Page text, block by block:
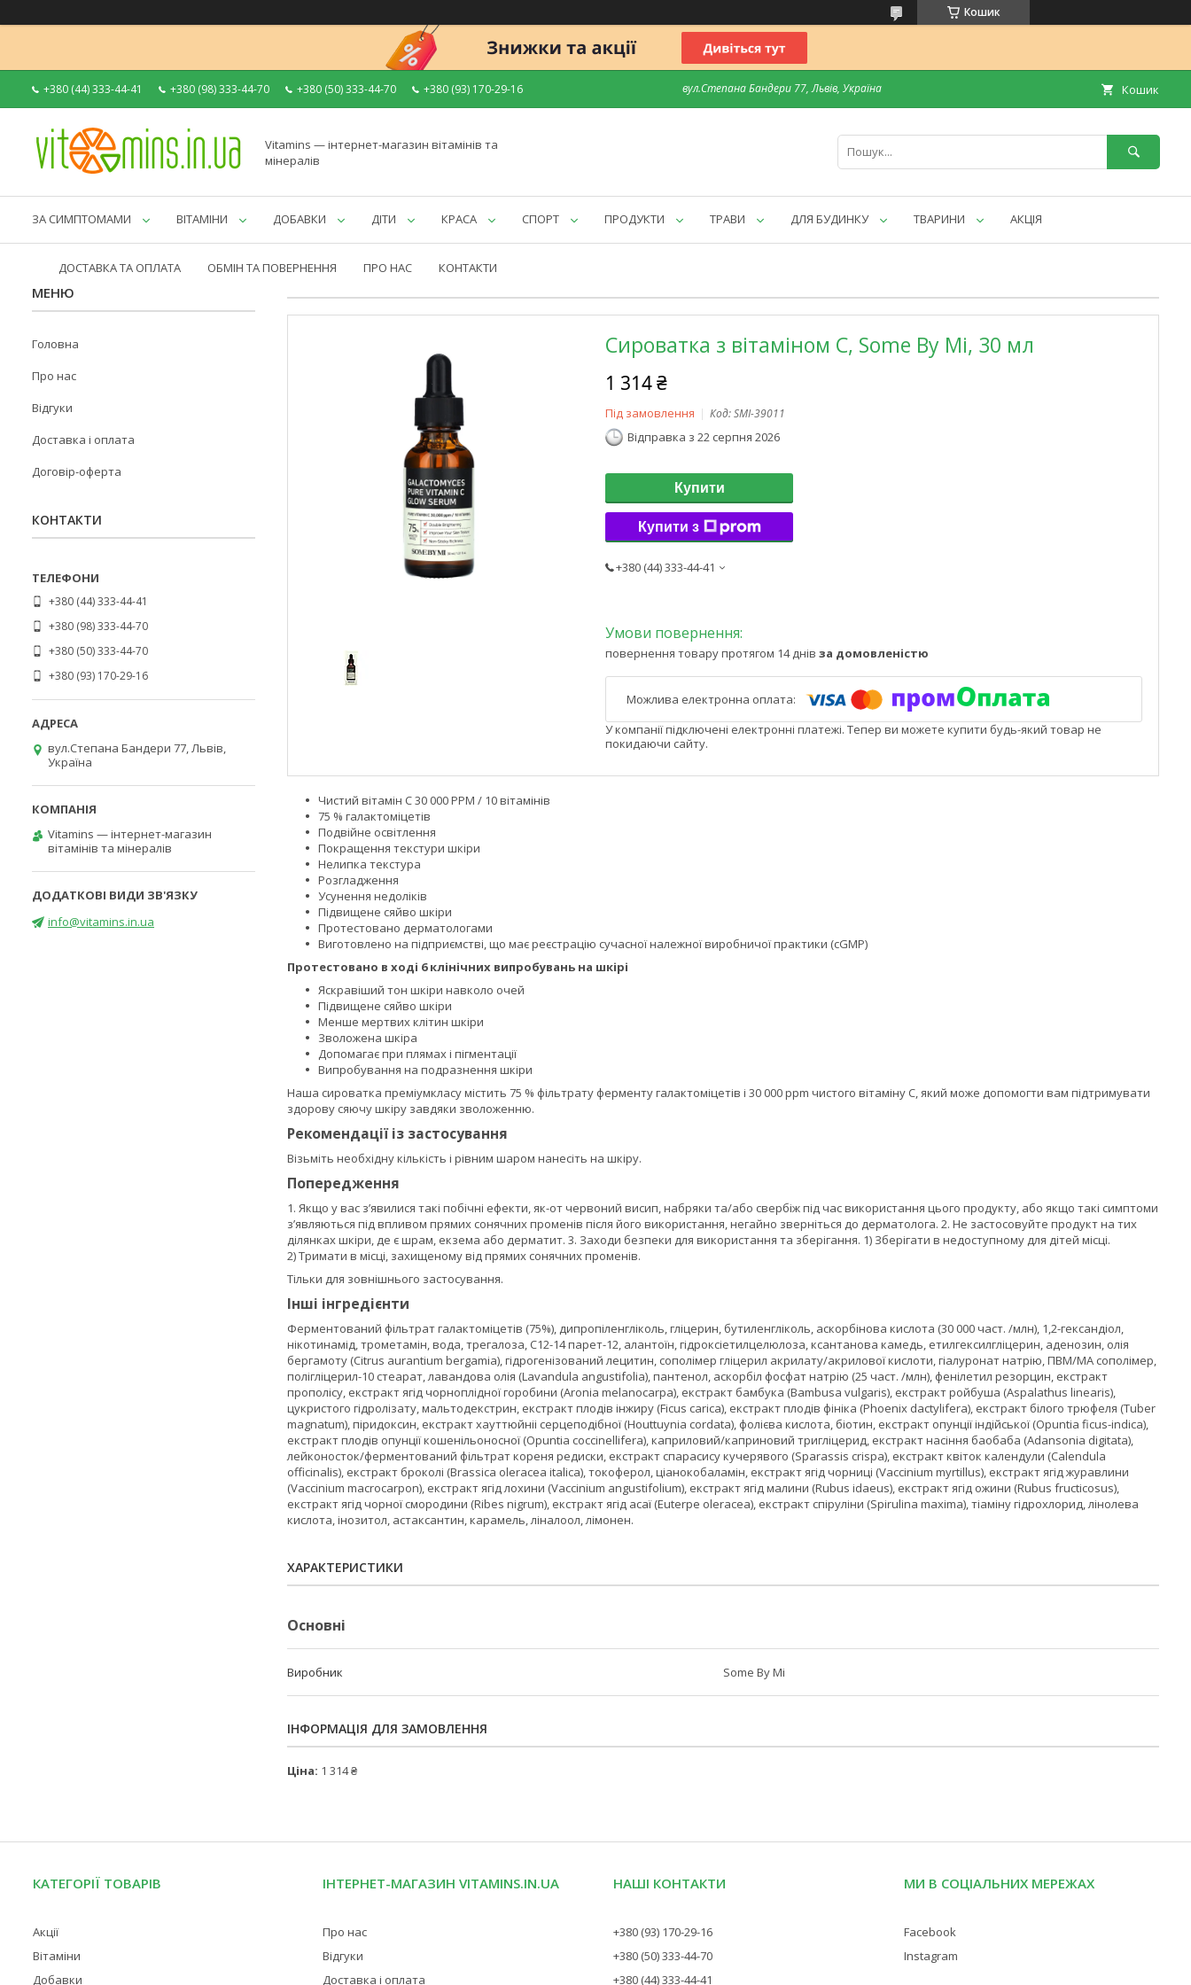
Кошик
+380 (44) 333-44-41 +380 (98) 333-44-70 +380 (50) 333-44-70 +380 (93) 170-29-16 вул.Степана Бандери 77, Львів, Україна Кошик
Vitamins — інтернет-магазин вітамінів та
мінералів
ЗА СИМПТОМАМИ ВІТАМІНИ ДОБАВКИ ДІТИ КРАСА СПОРТ ПРОДУКТИ ТРАВИ ДЛЯ БУДИНКУ ТВАРИНИ АКЦІЯ
ДОСТАВКА ТА ОПЛАТА ОБМІН ТА ПОВЕРНЕННЯ ПРО НАС КОНТАКТИ
Сироватка з вітаміном С, Some By Mi, 30 мл
1 314 ₴
Під замовлення Код:SMI-39011
Відправка з 22 серпня 2026
Купити
Купити з
+380 (44) 333-44-41
повернення товару протягом 14 днів за домовленістю
У компанії підключені електронні платежі. Тепер ви можете купити будь-який товар не
покидаючи сайту.
Чистий вітамін С 30 000 PPM / 10 вітамінів
75 % галактоміцетів
Подвійне освітлення
Покращення текстури шкіри
Нелипка текстура
Розгладження
Усунення недоліків
Підвищене сяйво шкіри
Протестовано дерматологами
Виготовлено на підприємстві, що має реєстрацію сучасної належної виробничої практики (cGMP)
Протестовано в ході 6 клінічних випробувань на шкірі
Яскравіший тон шкіри навколо очей
Підвищене сяйво шкіри
Менше мертвих клітин шкіри
Зволожена шкіра
Допомагає при плямах і пігментації
Випробування на подразнення шкіри
Наша сироватка преміумкласу містить 75 % фільтрату ферменту галактоміцетів і 30 000 ppm чистого вітаміну С, який може допомогти вам підтримувати
здорову сяючу шкіру завдяки зволоженню.
Рекомендації із застосування
Візьміть необхідну кількість і рівним шаром нанесіть на шкіру.
Попередження
1. Якщо у вас з’явилися такі побічні ефекти, як-от червоний висип, набряки та/або свербіж під час використання цього продукту, або якщо такі симптоми
з’являються під впливом прямих сонячних променів після його використання, негайно зверніться до дерматолога. 2. Не застосовуйте продукт на тих
ділянках шкіри, де є шрам, екзема або дерматит. 3. Заходи безпеки для використання та зберігання. 1) Зберігати в недоступному для дітей місці.
2) Тримати в місці, захищеному від прямих сонячних променів.
Тільки для зовнішнього застосування.
Інші інгредієнти
Ферментований фільтрат галактоміцетів (75%), дипропіленгліколь, гліцерин, бутиленгліколь, аскорбінова кислота (30 000 част. /млн), 1,2-гександіол,
нікотинамід, трометамін, вода, трегалоза, С12-14 парет-12, алантоїн, гідроксіетилцелюлоза, ксантанова камедь, етилгексилгліцерин, аденозин, олія
бергамоту (Citrus aurantium bergamia), гідрогенізований лецитин, сополімер гліцерил акрилату/акрилової кислоти, гіалуронат натрію, ПВМ/МА сополімер,
полігліцерил-10 стеарат, лавандова олія (Lavandula angustifolia), пантенол, аскорбіл фосфат натрію (25 част. /млн), фенілетил резорцин, екстракт
прополісу, екстракт ягід чорноплідної горобини (Aronia melanocarpa), екстракт бамбука (Bambusa vulgaris), екстракт ройбуша (Aspalathus linearis),
цукристого гідролізату, мальтодекстрин, екстракт плодів інжиру (Ficus carica), екстракт плодів фініка (Phoenix dactylifera), екстракт білого трюфеля (Tuber
magnatum), піридоксин, екстракт хауттюйніі серцеподібної (Houttuynia cordata), фолієва кислота, біотин, екстракт опунції індійської (Opuntia ficus-indica),
екстракт плодів опунції кошенільоносної (Opuntia coccinellifera), каприловий/каприновий тригліцерид, екстракт насіння баобаба (Adansonia digitata),
лейконосток/ферментований фільтрат кореня редиски, екстракт спарасису кучерявого (Sparassis crispa), екстракт квіток календули (Calendula
officinalis), екстракт броколі (Brassica oleracea italica), токоферол, ціанокобаламін, екстракт ягід чорниці (Vaccinium myrtillus), екстракт ягід журавлини
(Vaccinium macrocarpon), екстракт ягід лохини (Vaccinium angustifolium), екстракт ягід малини (Rubus idaeus), екстракт ягід ожини (Rubus fructicosus),
екстракт ягід чорної смородини (Ribes nigrum), екстракт ягід асаї (Euterpe oleracea), екстракт спіруліни (Spirulina maxima), тіаміну гідрохлорид, лінолева
кислота, інозитол, астаксантин, карамель, ліналоол, лімонен.
ХАРАКТЕРИСТИКИ
Основні
Виробник Some By Mi
ІНФОРМАЦІЯ ДЛЯ ЗАМОВЛЕННЯ
Ціна: 1 314 ₴
Головна
Про нас
Відгуки
Доставка і оплата
Договір-оферта
КОНТАКТИ
+380 (44) 333-44-41
+380 (98) 333-44-70
+380 (50) 333-44-70
+380 (93) 170-29-16
вул.Степана Бандери 77, Львів,
Україна
Vitamins — інтернет-магазин
вітамінів та мінералів
info@vitamins.in.ua
КАТЕГОРІЇ ТОВАРІВ
Акції
Вітаміни
Добавки
ІНТЕРНЕТ-МАГАЗИН VITAMINS.IN.UA
Про нас
Відгуки
Доставка і оплата
НАШІ КОНТАКТИ
+380 (93) 170-29-16
+380 (50) 333-44-70
+380 (44) 333-44-41
МИ В СОЦІАЛЬНИХ МЕРЕЖАХ
Facebook
Instagram